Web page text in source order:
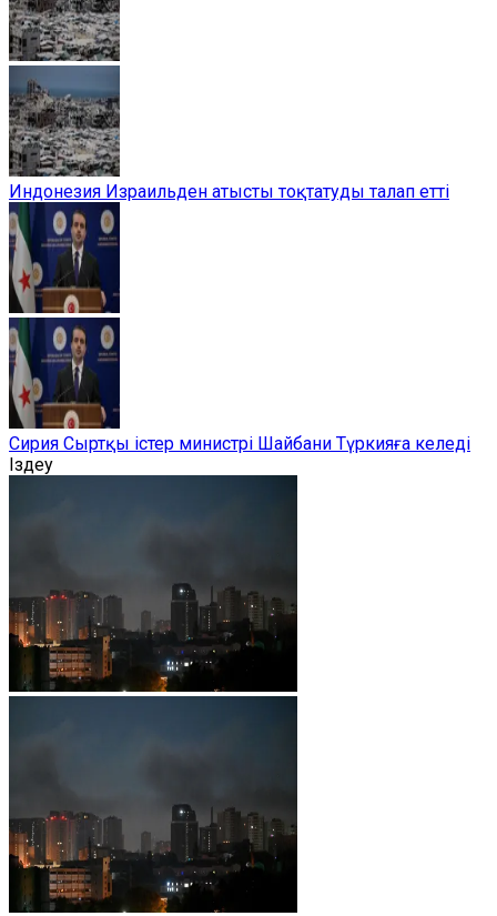
Индонезия Израильден атысты тоқтатуды талап етті
Сирия Сыртқы істер министрі Шайбани Түркияға келеді
Іздеу